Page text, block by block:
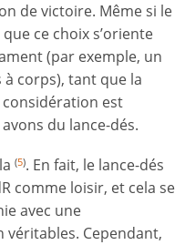
de victoire. Même si le
ce choix s’oriente
(par exemple, un
corps), tant que la
est
du lance-dés.
(5). En fait, le lance-dés
comme loisir, et cela se
avec une
Cependant,